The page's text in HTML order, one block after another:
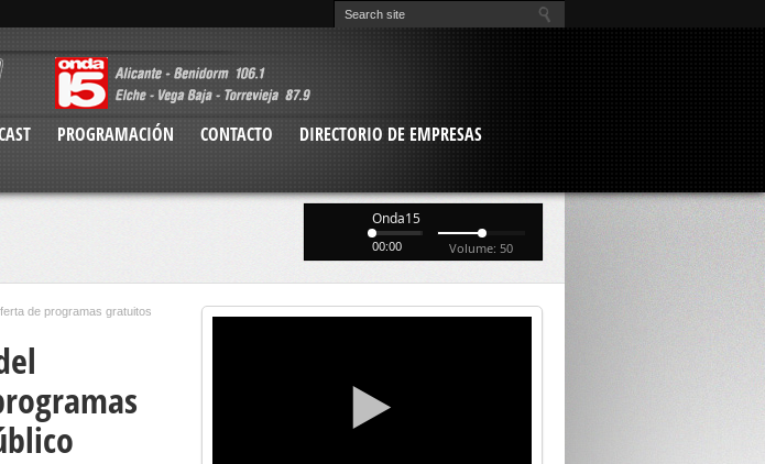
PROGRAMACIÓN CONTACTO
DIRECTORIO DE EMPRESAS
Onda15
00:00 Volume: 50
de programas gratuitos